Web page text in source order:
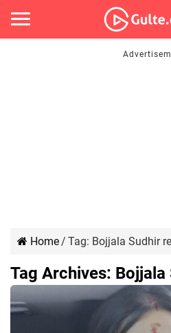
Home/ Tag: Bojjala Sudhir
Tag Archives: Bojjala